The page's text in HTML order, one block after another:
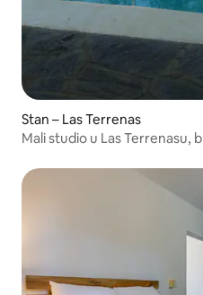
Stan – Las Terrenas
Mali studio u Las Terrenasu,